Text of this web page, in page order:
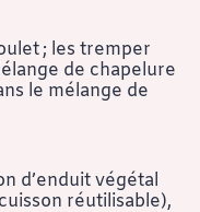
; les tremper
de chapelure
le mélange de
d’enduit végétal
réutilisable),